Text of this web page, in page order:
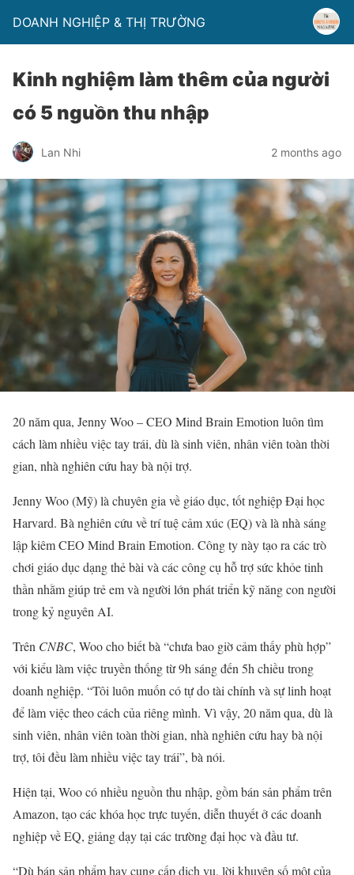
DOANH NGHIỆP & THỊ TRƯỜNG
Kinh nghiệm làm thêm của người
có 5 nguồn thu nhập
Lan Nhi 2 months ago
20 năm qua, Jenny Woo – CEO Mind Brain Emotion luôn tìm
cách làm nhiều việc tay trái, dù là sinh viên, nhân viên toàn thời
gian, nhà nghiên cứu hay bà nội trợ.
Jenny Woo (Mỹ) là chuyên gia về giáo dục, tốt nghiệp Đại học
Harvard. Bà nghiên cứu về trí tuệ cảm xúc (EQ) và là nhà sáng
lập kiêm CEO Mind Brain Emotion. Công ty này tạo ra các trò
chơi giáo dục dạng thẻ bài và các công cụ hỗ trợ sức khỏe tinh
thần nhằm giúp trẻ em và người lớn phát triển kỹ năng con người
trong kỷ nguyên AI.
Trên CNBC, Woo cho biết bà “chưa bao giờ cảm thấy phù hợp”
với kiểu làm việc truyền thống từ 9h sáng đến 5h chiều trong
doanh nghiệp. “Tôi luôn muốn có tự do tài chính và sự linh hoạt
để làm việc theo cách của riêng mình. Vì vậy, 20 năm qua, dù là
sinh viên, nhân viên toàn thời gian, nhà nghiên cứu hay bà nội
trợ, tôi đều làm nhiều việc tay trái”, bà nói.
Hiện tại, Woo có nhiều nguồn thu nhập, gồm bán sản phẩm trên
Amazon, tạo các khóa học trực tuyến, diễn thuyết ở các doanh
nghiệp về EQ, giảng dạy tại các trường đại học và đầu tư.
“Dù bán sản phẩm hay cung cấp dịch vụ, lời khuyên số một của